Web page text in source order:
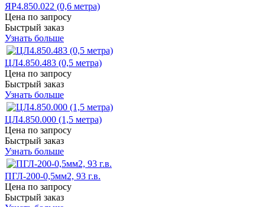
ЯР4.850.022 (0,6 метра)
Цена по запросу
Быстрый заказ
Узнать больше
ЦЛ4.850.483 (0,5 метра)
Цена по запросу
Быстрый заказ
Узнать больше
ЦЛ4.850.000 (1,5 метра)
Цена по запросу
Быстрый заказ
Узнать больше
ПГЛ-200-0,5мм2, 93 г.в.
Цена по запросу
Быстрый заказ